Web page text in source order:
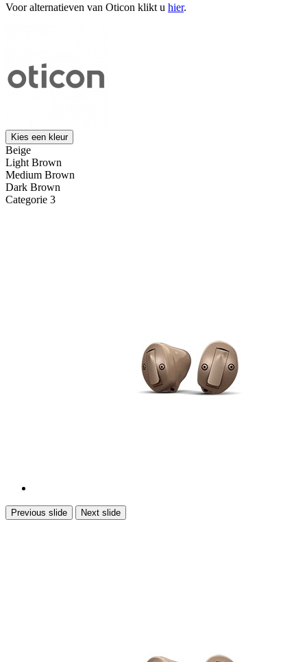
Voor alternatieven van Oticon klikt u hier.
Kies een kleur
Beige
Light Brown
Medium Brown
Dark Brown
Categorie 3
Previous slide Next slide